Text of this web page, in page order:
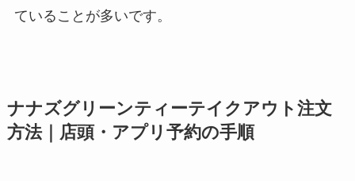
ていることが多いです。
ナナズグリーンティーテイクアウト注文
方法｜店頭・アプリ予約の手順